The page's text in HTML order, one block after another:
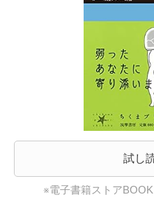
試し
※電子書籍ストア